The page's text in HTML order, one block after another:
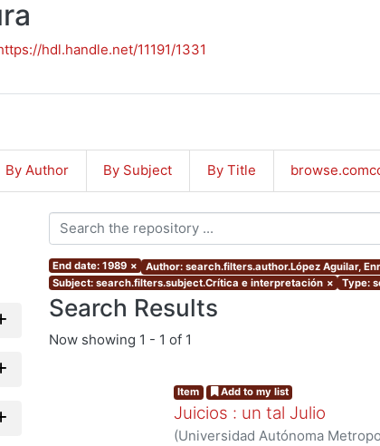
hdl.handle.net/11191/1331
By Author By Subject By Title
End date: 1989 × Author: search.filters.author.López Aguilar,
Subject: search.filters.subject.Crítica e interpretación × Type:
Search Results
Now showing 1 - 1 of 1
Item Add to my list
Juicios : un tal Julio
(Universidad Autónoma